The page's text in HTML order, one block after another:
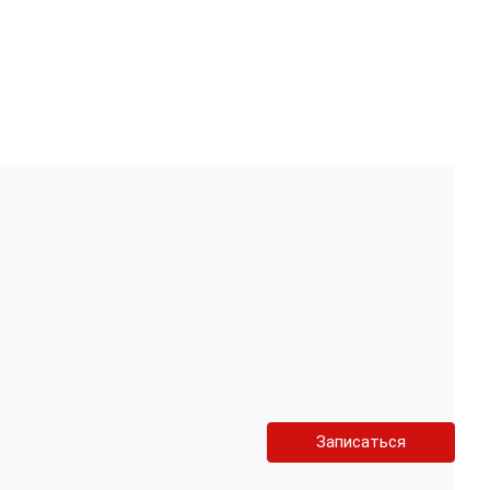
Записаться